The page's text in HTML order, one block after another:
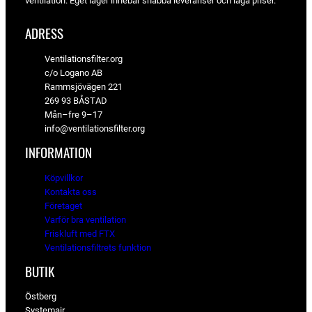
ADRESS
Ventilationsfilter.org
c/o Logano AB
Rammsjövägen 221
269 93 BÅSTAD
Mån–fre 9–17
info@ventilationsfilter.org
INFORMATION
Köpvillkor
Kontakta oss
Företaget
Varför bra ventilation
Friskluft med FTX
Ventilationsfiltrets funktion
BUTIK
Östberg